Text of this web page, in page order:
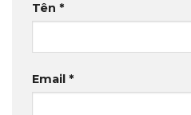
Tên *
Email *